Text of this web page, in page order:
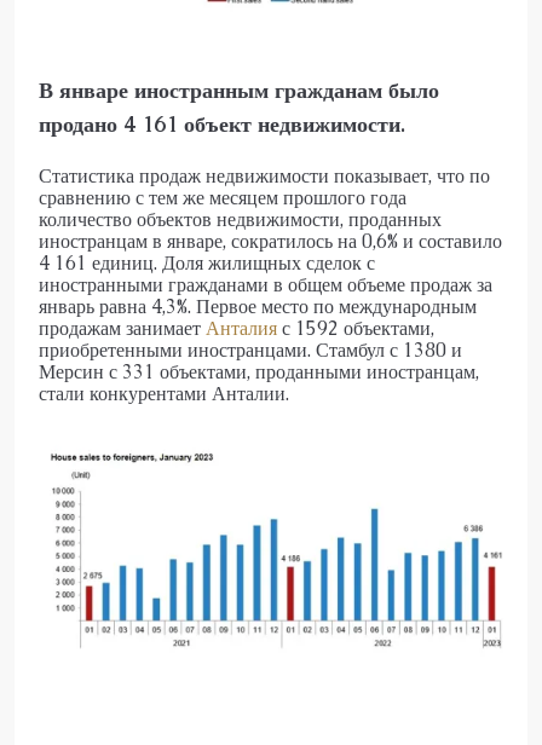
В январе иностранным гражданам было
продано 4 161 объект недвижимости.
Статистика продаж недвижимости показывает, что по
сравнению с тем же месяцем прошлого года
количество объектов недвижимости, проданных
иностранцам в январе, сократилось на 0,6% и составило
4 161 единиц. Доля жилищных сделок с
иностранными гражданами в общем объеме продаж за
январь равна 4,3%. Первое место по международным
продажам занимаетАнталияс 1592 объектами,
приобретенными иностранцами. Стамбул с 1380 и
Мерсин с 331 объектами, проданными иностранцам,
стали конкурентами Анталии.